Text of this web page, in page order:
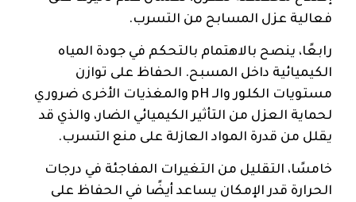
فعالية عزل المسابح من التسرب.
رابعًا، ينصح بالاهتمام بالتحكم في جودة المياه
الكيميائية داخل المسبح. الحفاظ على توازن
مستويات الكلور والـ pH والمغذيات الأخرى ضروري
لحماية العزل من التأثير الكيميائي الضار، والذي قد
يقلل من قدرة المواد العازلة على منع التسرب.
خامسًا، التقليل من التغيرات المفاجئة في درجات
الحرارة قدر الإمكان يساعد أيضًا في الحفاظ على